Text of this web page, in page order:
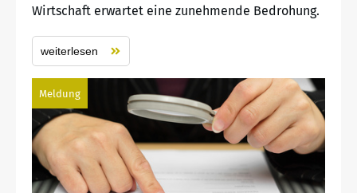
Wirtschaft erwartet eine zunehmende Bedrohung.
weiterlesen
Meldung